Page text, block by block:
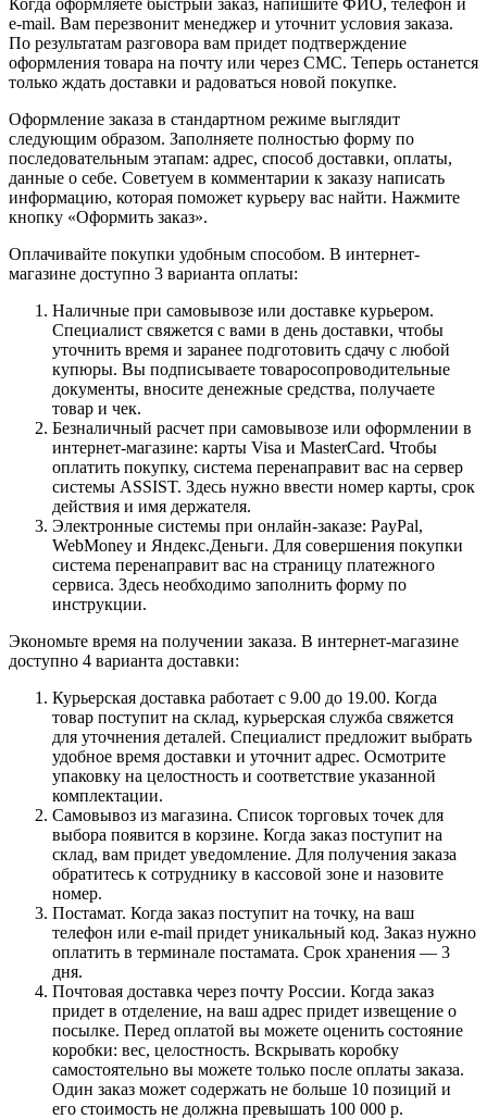
e-mail. Вам перезвонит менеджер и уточнит условия заказа.
По результатам разговора вам придет подтверждение
оформления товара на почту или через СМС. Теперь останется
только ждать доставки и радоваться новой покупке.
Оформление заказа в стандартном режиме выглядит
следующим образом. Заполняете полностью форму по
последовательным этапам: адрес, способ доставки, оплаты,
данные о себе. Советуем в комментарии к заказу написать
информацию, которая поможет курьеру вас найти. Нажмите
кнопку «Оформить заказ».
Оплачивайте покупки удобным способом. В интернет-
магазине доступно 3 варианта оплаты:
Наличные при самовывозе или доставке курьером.
Специалист свяжется с вами в день доставки, чтобы
уточнить время и заранее подготовить сдачу с любой
купюры. Вы подписываете товаросопроводительные
документы, вносите денежные средства, получаете
товар и чек.
Безналичный расчет при самовывозе или оформлении в
интернет-магазине: карты Visa и MasterCard. Чтобы
оплатить покупку, система перенаправит вас на сервер
системы ASSIST. Здесь нужно ввести номер карты, срок
действия и имя держателя.
Электронные системы при онлайн-заказе: PayPal,
WebMoney и Яндекс.Деньги. Для совершения покупки
система перенаправит вас на страницу платежного
сервиса. Здесь необходимо заполнить форму по
инструкции.
Экономьте время на получении заказа. В интернет-магазине
доступно 4 варианта доставки:
Курьерская доставка работает с 9.00 до 19.00. Когда
товар поступит на склад, курьерская служба свяжется
для уточнения деталей. Специалист предложит выбрать
удобное время доставки и уточнит адрес. Осмотрите
упаковку на целостность и соответствие указанной
комплектации.
Самовывоз из магазина. Список торговых точек для
выбора появится в корзине. Когда заказ поступит на
склад, вам придет уведомление. Для получения заказа
обратитесь к сотруднику в кассовой зоне и назовите
номер.
Постамат. Когда заказ поступит на точку, на ваш
телефон или e-mail придет уникальный код. Заказ нужно
оплатить в терминале постамата. Срок хранения — 3
дня.
Почтовая доставка через почту России. Когда заказ
придет в отделение, на ваш адрес придет извещение о
посылке. Перед оплатой вы можете оценить состояние
коробки: вес, целостность. Вскрывать коробку
самостоятельно вы можете только после оплаты заказа.
Один заказ может содержать не больше 10 позиций и
его стоимость не должна превышать 100 000 р.